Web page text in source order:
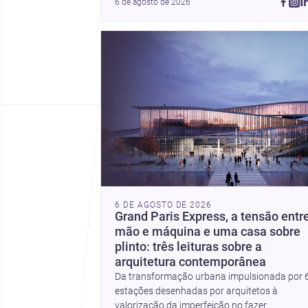
6 de agosto de 2026
6 DE AGOSTO DE 2026
Grand Paris Express, a tensão
mão e máquina e uma casa sobre
plinto: três leituras sobre a
arquitetura contemporânea
Da transformação urbana impulsionada por
estações desenhadas por arquitetos à
valorização da imperfeição no fazer